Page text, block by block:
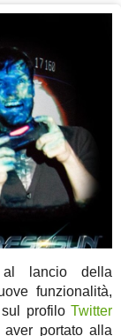
lancio della
funzionalità,
profilo Twitter
portato alla